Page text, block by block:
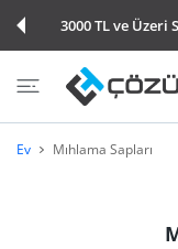
ATLA 3000 TL ve Üzeri
Ev Mıhlama Sapları